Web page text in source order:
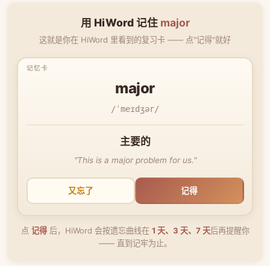
用 HiWord 记住 major
这就是你在 HiWord 里看到的复习卡 —— 点"记得"就好
major
/ˈmeɪdʒər/
主要的
"This is a major problem for us."
又忘了 记得
点 记得后，HiWord 会按遗忘曲线在 1 天、3 天、7 天后再提醒你
—— 直到记牢为止。